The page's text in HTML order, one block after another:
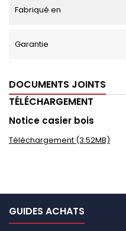
Fabriqué en
Garantie
DOCUMENTS JOINTS
TÉLÉCHARGEMENT
Notice casier bois
Téléchargement (3.52MB)
GUIDES ACHATS